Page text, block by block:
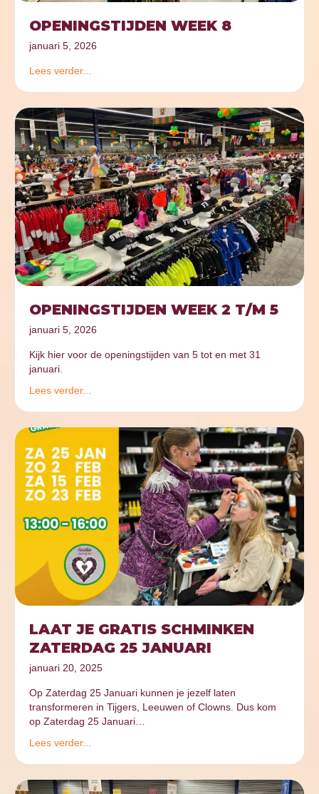
OPENINGSTIJDEN WEEK 8
januari 5, 2026
Lees verder...
OPENINGSTIJDEN WEEK 2 T/M 5
januari 5, 2026
Kijk hier voor de openingstijden van 5 tot en met 31
januari.
Lees verder...
LAAT JE GRATIS SCHMINKEN
ZATERDAG 25 JANUARI
januari 20, 2025
Op Zaterdag 25 Januari kunnen je jezelf laten
transformeren in Tijgers, Leeuwen of Clowns. Dus kom
op Zaterdag 25 Januari…
Lees verder...